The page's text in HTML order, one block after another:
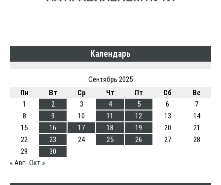
Календарь
Сентябрь 2025
Пн
Вт Ср Чт Пт Сб
Вс
1
2 3 4 5 6
7
8
9 10 11 12 13
14
15
16 17 18 19 20
21
22
23 24 25 26 27
28
29
30
« Авг Окт »